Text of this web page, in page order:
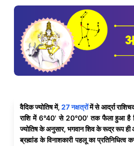
वैदिक ज्योतिष में, 27 नक्षत्रोंमें से आर्द्रा
राशि में 6°40' से 20°00' तक फैला हुआ है
ज्योतिष के अनुसार, भगवान शिव के रूद्र रूप ही
ब्रह्मांड के विनाशकारी पहलू का प्रतिनिधित्व